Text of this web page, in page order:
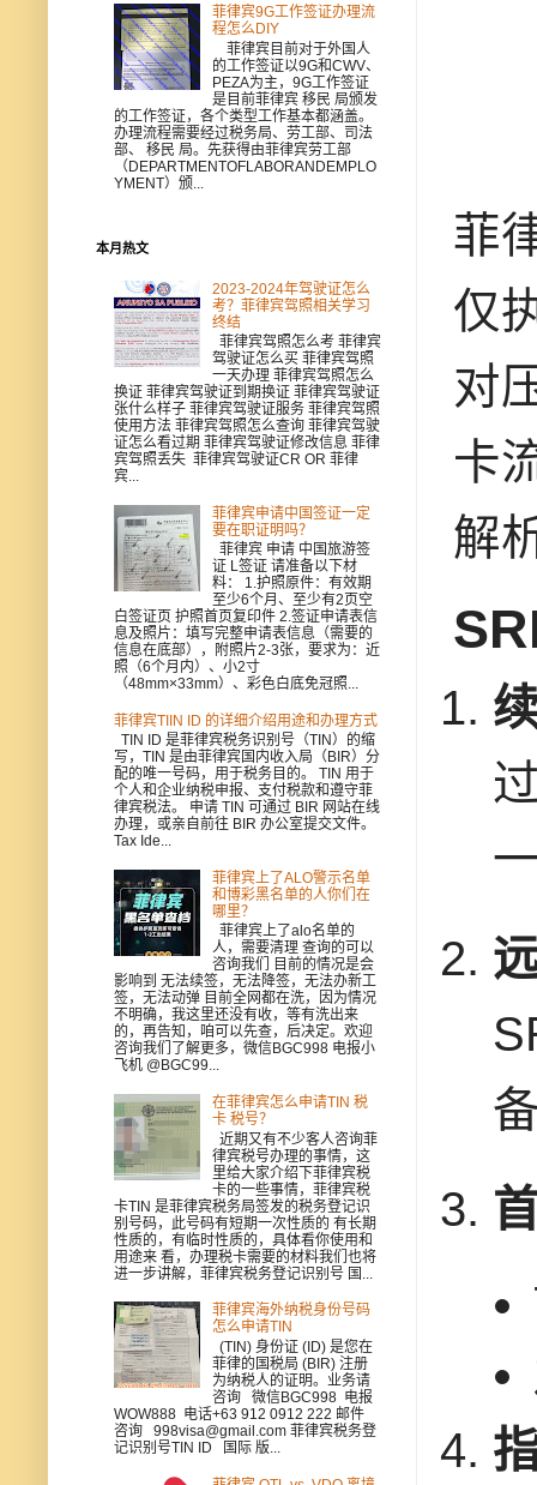
菲
仅
对
卡
解
菲律宾9G工作签证办理流
程怎么DIY
菲律宾目前对于外国人
的工作签证以9G和CWV、
PEZA为主，9G工作签证
是目前菲律宾 移民 局颁发
的工作签证，各个类型工作基本都涵盖。
办理流程需要经过税务局、劳工部、司法
部、 移民 局。先获得由菲律宾劳工部
（DEPARTMENTOFLABORANDEMPLO
YMENT）颁...
本月热文
2023-2024年驾驶证怎么
考？菲律宾驾照相关学习
终结
菲律宾驾照怎么考 菲律宾
驾驶证怎么买 菲律宾驾照
一天办理 菲律宾驾照怎么
换证 菲律宾驾驶证到期换证 菲律宾驾驶证
张什么样子 菲律宾驾驶证服务 菲律宾驾照
使用方法 菲律宾驾照怎么查询 菲律宾驾驶
证怎么看过期 菲律宾驾驶证修改信息 菲律
宾驾照丢失 菲律宾驾驶证CR OR 菲律
宾...
菲律宾申请中国签证一定
要在职证明吗？
菲律宾 申请 中国旅游签
证 L签证 请准备以下材
料： 1.护照原件：有效期
至少6个月、至少有2页空
白签证页 护照首页复印件 2.签证申请表信
息及照片：填写完整申请表信息（需要的
信息在底部），附照片2-3张，要求为：近
照（6个月内）、小2寸
（48mm×33mm）、彩色白底免冠照...
菲律宾TIIN ID 的详细介绍用途和办理方式
TIN ID 是菲律宾税务识别号（TIN）的缩
写，TIN 是由菲律宾国内收入局（BIR）分
配的唯一号码，用于税务目的。 TIN 用于
个人和企业纳税申报、支付税款和遵守菲
律宾税法。 申请 TIN 可通过 BIR 网站在线
办理，或亲自前往 BIR 办公室提交文件。
Tax Ide...
菲律宾上了ALO警示名单
和博彩黑名单的人你们在
哪里？
菲律宾上了alo名单的
人，需要清理 查询的可以
咨询我们 目前的情况是会
影响到 无法续签，无法降签，无法办新工
签，无法动弹 目前全网都在洗，因为情况
不明确，我这里还没有收，等有洗出来
的，再告知，咱可以先查，后决定。欢迎
咨询我们了解更多，微信BGC998 电报小
飞机 @BGC99...
在菲律宾怎么申请TIN 税
卡 税号？
近期又有不少客人咨询菲
律宾税号办理的事情，这
里给大家介绍下菲律宾税
卡的一些事情，菲律宾税
卡TIN 是菲律宾税务局签发的税务登记识
别号码，此号码有短期一次性质的 有长期
性质的，有临时性质的，具体看你使用和
用途来 看，办理税卡需要的材料我们也将
进一步讲解，菲律宾税务登记识别号 国...
菲律宾海外纳税身份号码
怎么申请TIN
(TIN) 身份证 (ID) 是您在
菲律的国税局 (BIR) 注册
为纳税人的证明。业务请
咨询 微信BGC998 电报
WOW888 电话+63 912 0912 222 邮件
咨询 998visa@gmail.com 菲律宾税务登
记识别号TIN ID 国际 版...